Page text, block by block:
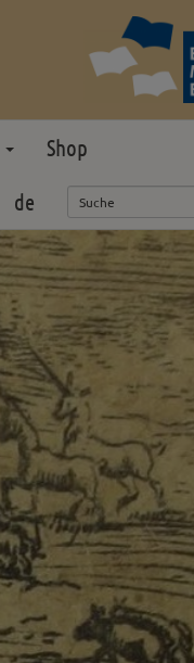
Shop
de